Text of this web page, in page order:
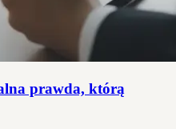
prawda, którą